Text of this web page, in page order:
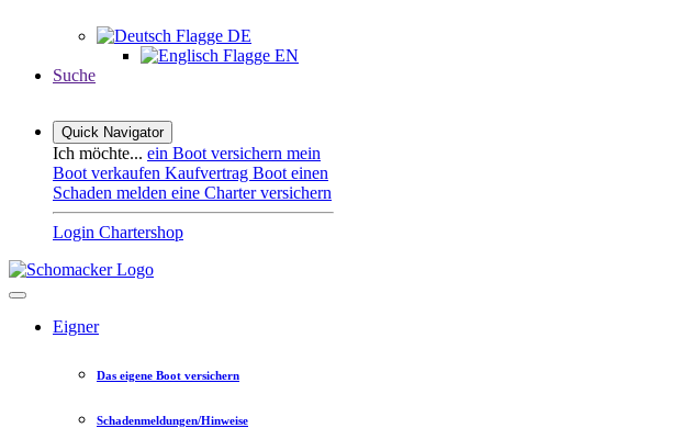
DE
EN
Suche
Quick Navigator
Ich möchte... ein Boot versichern mein
Boot verkaufen Kaufvertrag Boot einen
Schaden melden eine Charter versichern
Login Chartershop
Eigner
Das eigene Boot versichern
Schadenmeldungen/Hinweise